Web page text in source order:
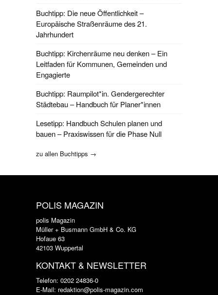
Buchtipp: Die neue Öffentlichkeit –
Europäische Straßenräume des 21.
Jahrhundert
Buchtipp: Kirchenräume neu denken – Ein
Leitfaden für Kommunen, Gemeinden und
Engagierte
Buchtipp: Raumpilot*in. Gendergerechter
Städtebau – Handbuch für Planer*innen
Lesetipp: Handbuch Schulen planen und
bauen – Praxiswissen für die Phase Null
zu allen Buchtipps →
POLIS MAGAZIN
polis Magazin
Müller + Busmann GmbH & Co. KG
Hofaue 63
42103 Wuppertal
KONTAKT & NEWSLETTER
Telefon: 0202 24836-0
E-Mail: redaktion@polis-magazin.com